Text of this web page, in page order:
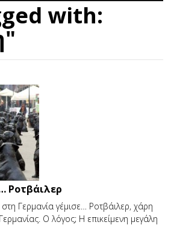
with:
Ροτβάιλερ
Γερμανία γέμισε… Ροτβάιλερ, χάρη
Ο λόγος; Η επικείμενη μεγάλη